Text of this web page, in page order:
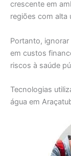
crescente em
regiões com alta
Portanto,
em custos
riscos à saúde
Tecnologias
água em